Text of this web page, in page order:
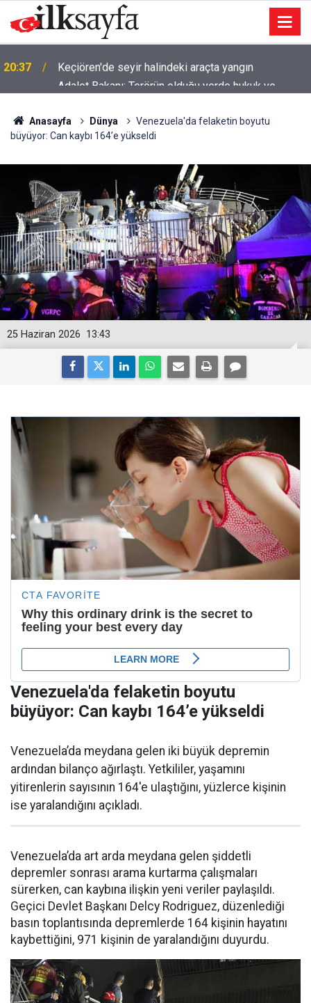
20:34
Adalet Bakanı: Terörün olduğu yerde hukuk ve
yatırım olmaz
Anasayfa Dünya
Venezuela'da felaketin boyutu
büyüyor: Can kaybı 164’e yükseldi
13:43
25 Haziran 2026
Venezuela'da felaketin boyutu
büyüyor: Can kaybı 164’e yükseldi
Venezuela’da meydana gelen iki büyük depremin
ardından bilanço ağırlaştı. Yetkililer, yaşamını
yitirenlerin sayısının 164'e ulaştığını, yüzlerce kişinin
ise yaralandığını açıkladı.
Venezuela’da art arda meydana gelen şiddetli
depremler sonrası arama kurtarma çalışmaları
sürerken, can kaybına ilişkin yeni veriler paylaşıldı.
Geçici Devlet Başkanı Delcy Rodriguez, düzenlediği
basın toplantısında depremlerde 164 kişinin hayatını
kaybettiğini, 971 kişinin de yaralandığını duyurdu.